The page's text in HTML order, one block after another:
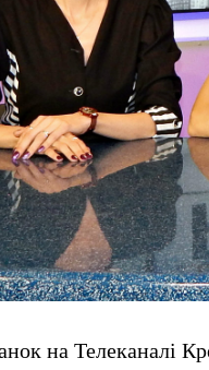
на Телеканалі